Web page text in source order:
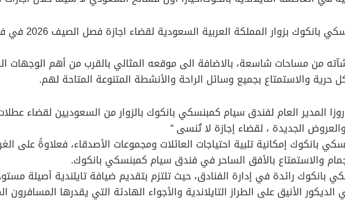
يرحب فندق
من مساحات شاسعة، بالاضافة الى موقعه المثالي بالقرب من أهم الوجهات
والاستمتاع بجميع وسائل الراحة والأنشطة المتنوعة المتاحة لهم.
المدير العام لفندق سيام كمبنسكي بانكوك بالزوار من السعوديين لقضاء
الجديدة ، لقضاء إجازة لا تُنسى “
بانكوك إمكانية تلبية احتياجات العائلات ومجموعات الأصدقاء، فعلاوةً على
والاستمتاع بالأفق الساحر في فندق سيام كمبنسكي بانكوك.
رائدة في إدارة الفنادق، حيث تلتزم بتقديم ضيافة تايلندية أصيلة
الأنيق على الطراز التايلاندية والأجواء الهادئة التي يقدرها المسافرون